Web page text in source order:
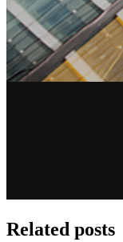
Related posts